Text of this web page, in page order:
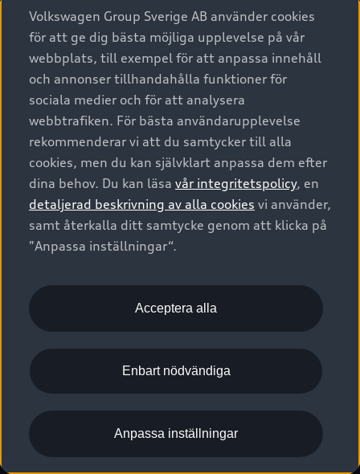
A6 modellerna
SUV
Avant
Audi Sport
Privatleasing
Nya bilar i lager
Begagnade bilar i lager
Audi approved :plus - så gott som nya
Finansiering
Audi exclusive
Provkörning
Service & tillbehör
Audi digital services
Originaltillbehör - köp online
Garantier
Försäkring
Digitala manualer för din Audi
Audi Collection – livsstilsartiklar
Vanliga frågor
2G/3G nätet stängs ned - Hur påverkas min bil av detta?
Tjänstebil
Tjänstebil
Business lease online
Företagsleasing
Om Audi Sverige
Kontakta oss
Audi Återförsäljare/-serviceverkstad
myAudi
Pressmeddelanden
Nyhetsbrev
Vårt hållbarhetsarbete
Lediga tjänster huvudkontor
Lediga tjänster hos Audi Återförsäljare
Kommentar till mediauppgifter om dataläcka
© 2026 AUDI SVERIGE. All Rights Reserved.
Utgivare Juridiskt
Juridiskt Audi AG
Juridiskt Audi Digital Giveaway
Anpassa inställningar för cookies
Visselblåsarkanaler
Volkswagen Group Sverige AB använder cookies
för att ge dig bästa möjliga upplevelse på vår
webbplats, till exempel för att anpassa innehåll
och annonser tillhandahålla funktioner för
sociala medier och för att analysera
webbtrafiken. För bästa användarupplevelse
rekommenderar vi att du samtycker till alla
cookies, men du kan självklart anpassa dem efter
dina behov. Du kan läsa vår integritetspolicy, en
detaljerad beskrivning av alla cookies vi använder,
samt återkalla ditt samtycke genom att klicka på
"Anpassa inställningar“.
Acceptera alla
Enbart nödvändiga
Anpassa inställningar